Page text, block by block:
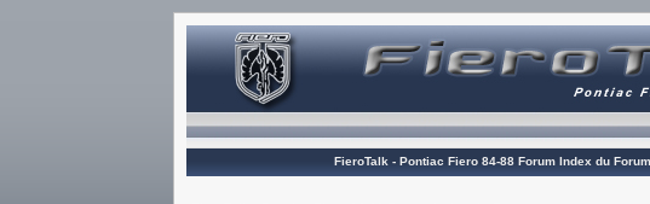
FieroTalk - Pontiac Fiero 84-88 Forum Index du Forum